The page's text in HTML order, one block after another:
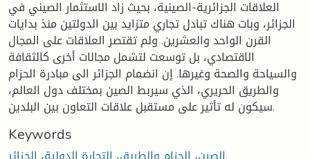
العلاقات الجزائرية-الصينية، بحيث زاد الاستثمار الصيني في
الجزائر، وبات هناك تبادل تجاري متزايد بين الدولتين منذ بدايات
القرن الواحد والعشرين. ولم تقتصر العلاقات على المجال
الاقتصادي، بل توسعت لتشمل مجالات أخرى كالثقافة
والسياحة والصحة وغيرها. إن انضمام الجزائر الى مبادرة الحزام
والطريق الحريري، الذي سيربط الصين بمختلف دول العالم،
سيكون له تأثير على مستقبل علاقات التعاون بين البلدين.
Keywords